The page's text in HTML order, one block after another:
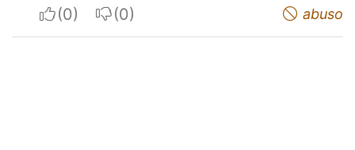
I apreciateI do not appreciate abuso